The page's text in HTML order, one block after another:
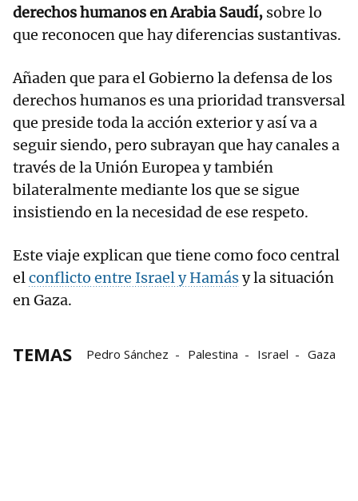
derechos humanos en Arabia Saudí, sobre lo
que reconocen que hay diferencias sustantivas.
Añaden que para el Gobierno la defensa de los
derechos humanos es una prioridad transversal
que preside toda la acción exterior y así va a
seguir siendo, pero subrayan que hay canales a
través de la Unión Europea y también
bilateralmente mediante los que se sigue
insistiendo en la necesidad de ese respeto.
Este viaje explican que tiene como foco central
elconflicto entre Israel y Hamásy la situación
en Gaza.
TEMAS Pedro Sánchez Palestina Israel Gaza